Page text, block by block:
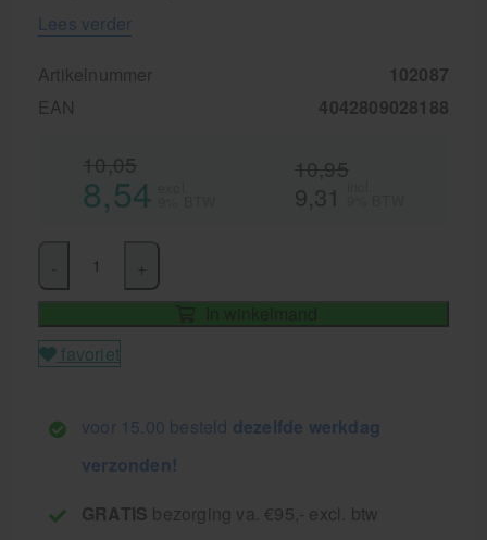
Lees verder
Artikelnummer
102087
EAN
4042809028188
10,05
8,54 10,95
9,31
In winkelmand
favoriet
voor 15.00 besteld dezelfde werkdag
verzonden!
GRATIS bezorging va. €95,- excl. btw